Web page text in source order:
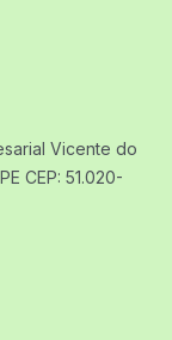
Vicente do
CEP: 51.020-